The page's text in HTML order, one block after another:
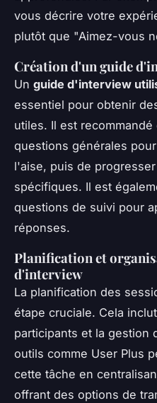
vous décrire votre
plutôt que "Aimez-vous
Création d'un guide
Un guide d'interview
essentiel pour obtenir
utiles. Il est
questions générales
l'aise, puis de
spécifiques. Il est
questions de suivi pour
réponses.
Planification et
d'interview
La planification des
étape cruciale. Cela
participants et la gestion
outils comme User Plus
cette tâche en
offrant des options de